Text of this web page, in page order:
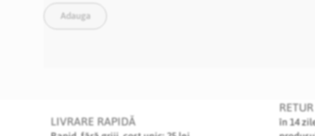
Adauga
LIVRARE RAPIDĂ
în 14